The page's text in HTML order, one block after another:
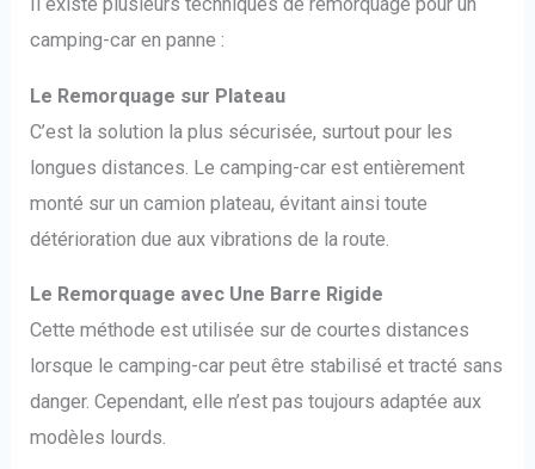
camping-car en panne :
Le Remorquage sur Plateau
C’est la solution la plus sécurisée, surtout pour les
longues distances. Le camping-car est entièrement
monté sur un camion plateau, évitant ainsi toute
détérioration due aux vibrations de la route.
Le Remorquage avec Une Barre Rigide
Cette méthode est utilisée sur de courtes distances
lorsque le camping-car peut être stabilisé et tracté sans
danger. Cependant, elle n’est pas toujours adaptée aux
modèles lourds.